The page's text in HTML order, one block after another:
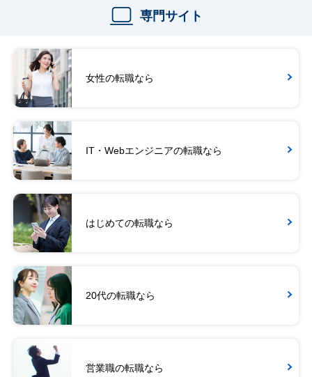
専門サイト
女性の転職なら
IT・Webエンジニアの転職なら
はじめての転職なら
20代の転職なら
営業職の転職なら